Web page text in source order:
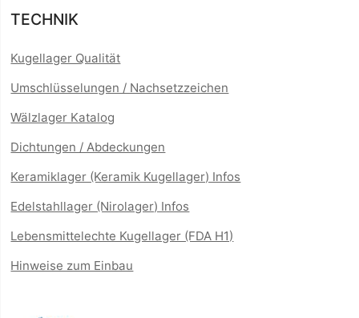
TECHNIK
Kugellager Qualität
Umschlüsselungen / Nachsetzzeichen
Wälzlager Katalog
Dichtungen / Abdeckungen
Keramiklager (Keramik Kugellager) Infos
Edelstahllager (Nirolager) Infos
Lebensmittelechte Kugellager (FDA H1)
Hinweise zum Einbau